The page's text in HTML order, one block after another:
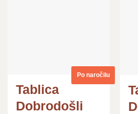
Po naročilu
Tablica
Dobrodošli